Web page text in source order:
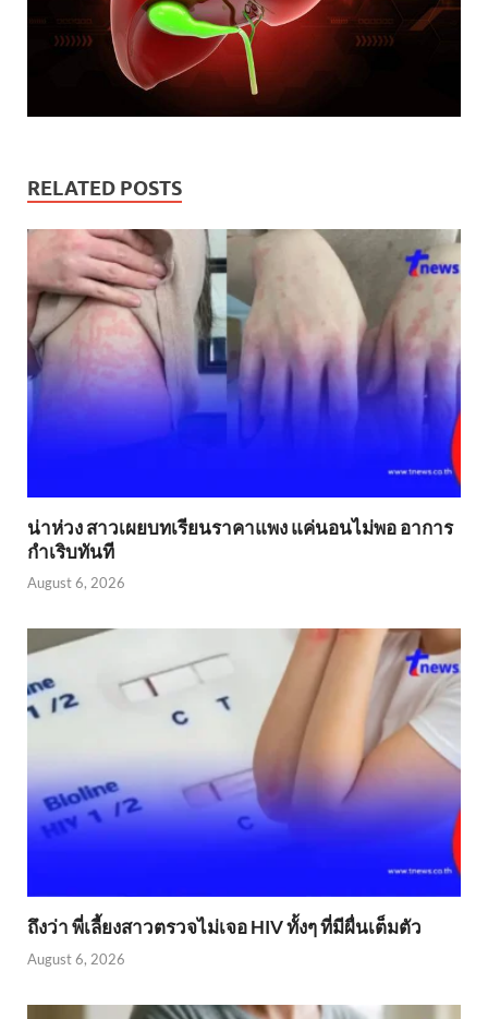
RELATED POSTS
น่าห่วง สาวเผยบทเรียนราคาแพง แค่นอนไม่พอ อาการ
กำเริบทันที
August 6, 2026
ถึงว่า พี่เลี้ยงสาวตรวจไม่เจอ HIV ทั้งๆ ที่มีผื่นเต็มตัว
August 6, 2026